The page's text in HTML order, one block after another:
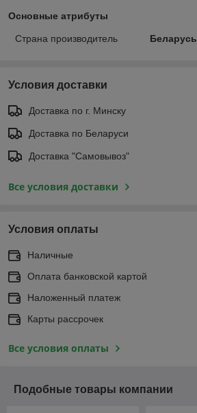
Основные атрибуты
Страна производитель Беларусь
Условия доставки
Доставка по г. Минску
Доставка по Беларуси
Доставка "Самовывоз"
Все условия доставки
Условия оплаты
Наличные
Оплата банковской картой
Наложенный платеж
Карты рассрочек
Все условия оплаты
Подобные товары компании